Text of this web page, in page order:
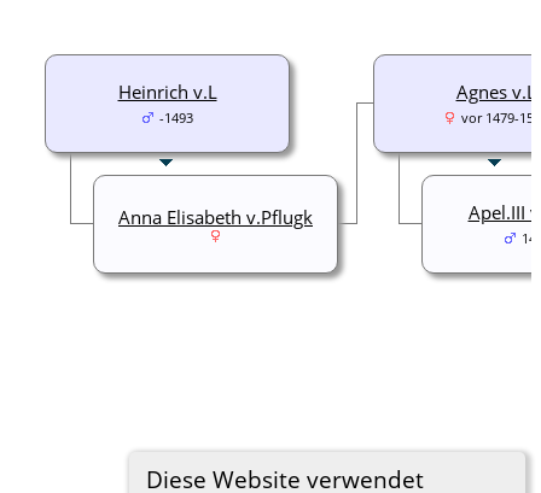
Diese Website verwendet
Agnes v.L
vor 1479-
Apel.III
Heinrich v.L
-1493
Anna Elisabeth v.Pflugk